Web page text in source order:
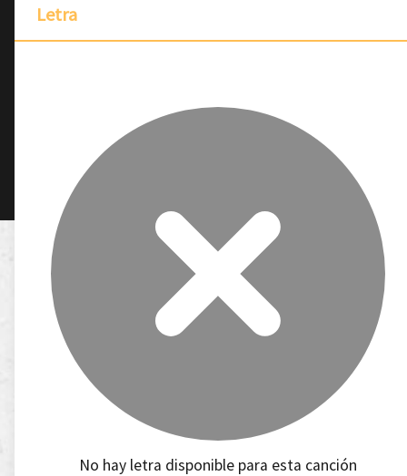
Letra
No hay letra disponible para esta canción